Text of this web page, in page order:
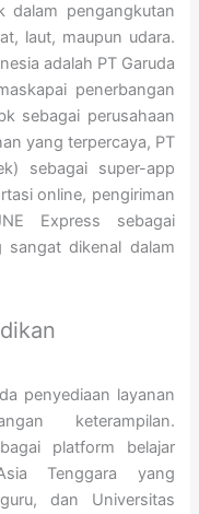
dalam pengangkutan
laut, maupun udara.
adalah PT Garuda
penerbangan
sebagai perusahaan
yang terpercaya, PT
sebagai super-app
online, pengiriman
Express sebagai
sangat dikenal dalam
penyediaan layanan
keterampilan.
platform belajar
Tenggara yang
dan Universitas